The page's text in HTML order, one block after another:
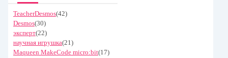
TeacherDesmos(42)
Desmos(30)
эксперт(22)
научная игрушка(21)
Maqueen MakeCode micro:bit(17)